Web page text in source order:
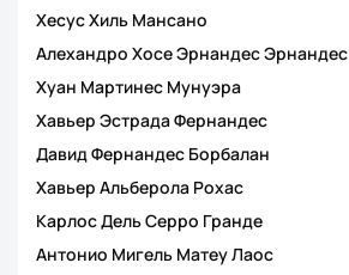
Хесус Хиль Мансано
Алехандро Хосе Эрнандес Эрнандес
Хуан Мартинес Мунуэра
Хавьер Эстрада Фернандес
Давид Фернандес Борбалан
Хавьер Альберола Рохас
Карлос Дель Серро Гранде
Антонио Мигель Матеу Лаос